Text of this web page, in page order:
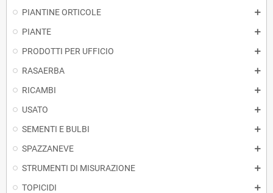
PIANTINE ORTICOLE
PIANTE
PRODOTTI PER UFFICIO
RASAERBA
RICAMBI
USATO
SEMENTI E BULBI
SPAZZANEVE
STRUMENTI DI MISURAZIONE
TOPICIDI